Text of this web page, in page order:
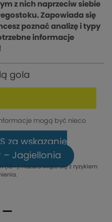
z nich naprzeciw siebie
Zapowiada się
poznać analizę i typy
informacje
gola
mogą być nieco
za wskazanie
– Jagiellonia
(18+). Hazard wiąże się z ryzykiem